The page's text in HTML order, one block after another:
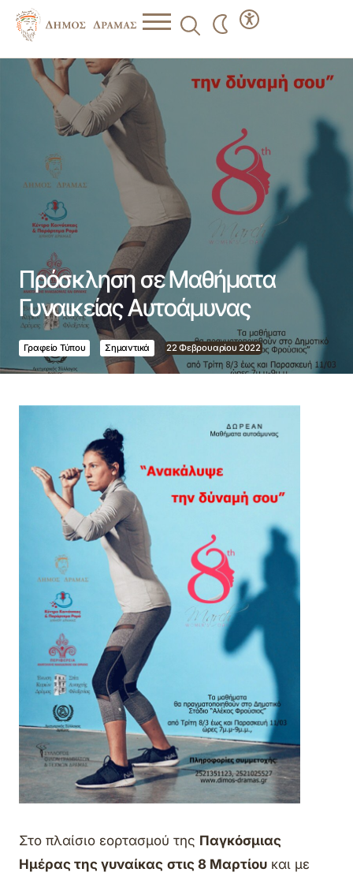
Πρόσκληση σε Μαθήματα Γυναικείας Αυτοάμυνας
Πρόσκληση σε Μαθήματα
Γυναικείας Αυτοάμυνας
Γραφείο Τύπου Σημαντικά 22 Φεβρουαρίου 2022
Στο πλαίσιο εορτασμού της Παγκόσμιας
Ημέρας της γυναίκας στις 8 Μαρτίου και με